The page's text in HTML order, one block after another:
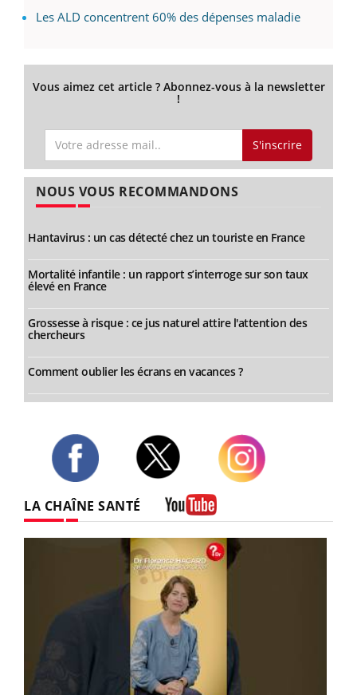
Les ALD concentrent 60% des dépenses maladie
Vous aimez cet article ? Abonnez-vous à la newsletter
!
S'inscrire
NOUS VOUS RECOMMANDONS
Hantavirus : un cas détecté chez un touriste en France
Mortalité infantile : un rapport s’interroge sur son taux
élevé en France
Grossesse à risque : ce jus naturel attire l'attention des
chercheurs
Comment oublier les écrans en vacances ?
LA CHAÎNE SANTÉ